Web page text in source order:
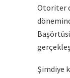
Otoriter
Şimdiye